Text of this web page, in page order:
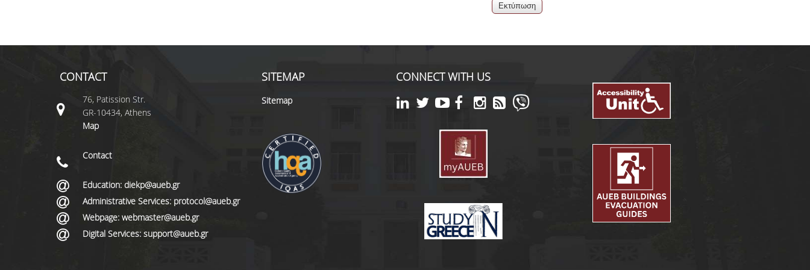
CONTACT
76, Patission Str.
GR-10434, Athens
Map
Contact
Education: diekp@aueb.gr
Administrative Services: protocol@aueb.gr
Webpage: webmaster@aueb.gr
Digital Services: support@aueb.gr
SITEMAP
Sitemap
CONNECT WITH US